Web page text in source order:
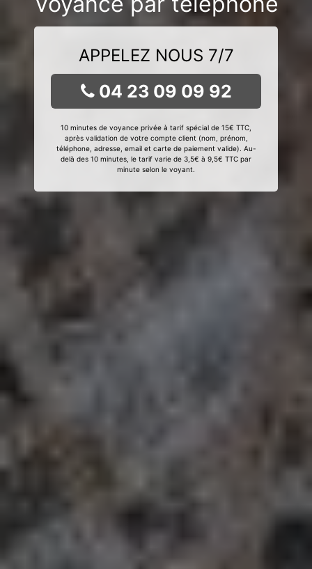
APPELEZ NOUS 7/7
04 23 09 09 92
10 minutes de voyance privée à tarif spécial de 15€ TTC,
après validation de votre compte client (nom, prénom,
téléphone, adresse, email et carte de paiement valide). Au-
delà des 10 minutes, le tarif varie de 3,5€ à 9,5€ TTC par
minute selon le voyant.